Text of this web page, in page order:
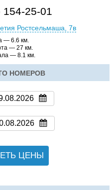
154-25-01
Ростсельмаша, 7в
— 6.6 км.
— 27 км.
— 8.1 км.
НОМЕРОВ
ЦЕНЫ